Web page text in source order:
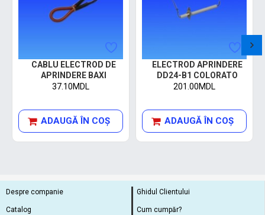
CABLU ELECTROD DE
APRINDERE BAXI
37.10MDL
ADAUGĂ ÎN COŞ
ELECTROD APRINDERE
DD24-B1 COLORATO
201.00MDL
ADAUGĂ ÎN COŞ
Despre companie
Catalog
Ghidul Clientului
Cum cumpăr?